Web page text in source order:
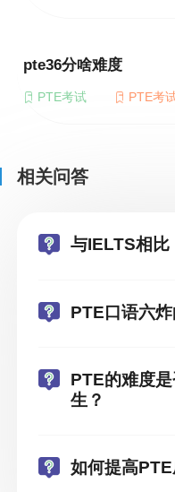
pte36分啥难度
PTE考试 PTE考
相关问答
与IELTS相比
PTE口语六
PTE的难度
生？
如何提高